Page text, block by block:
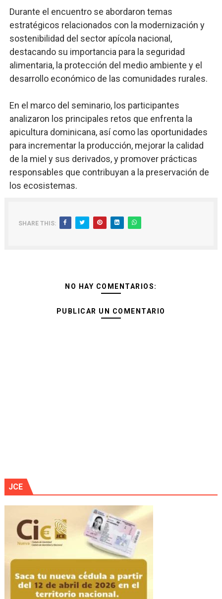
Durante el encuentro se abordaron temas
estratégicos relacionados con la modernización y
sostenibilidad del sector apícola nacional,
destacando su importancia para la seguridad
alimentaria, la protección del medio ambiente y el
desarrollo económico de las comunidades rurales.
En el marco del seminario, los participantes
analizaron los principales retos que enfrenta la
apicultura dominicana, así como las oportunidades
para incrementar la producción, mejorar la calidad
de la miel y sus derivados, y promover prácticas
responsables que contribuyan a la preservación de
los ecosistemas.
SHARE THIS:
NO HAY COMENTARIOS:
PUBLICAR UN COMENTARIO
JCE